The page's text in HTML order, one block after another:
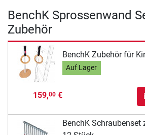
BenchK Sprossenwand
Zubehör
BenchK Zubehör für
Auf Lager
159,00€
BenchK